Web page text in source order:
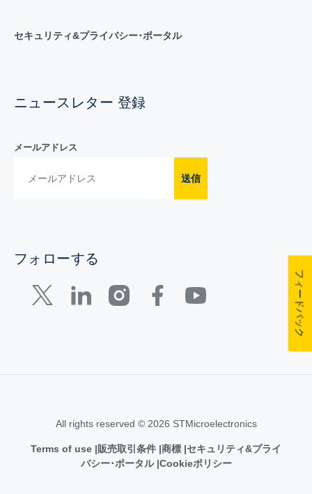
セキュリティ&プライバシー･ポータル
ニュースレター 登録
メールアドレス
送信
フォローする
All rights reserved © 2026 STMicroelectronics
Terms of use 販売取引条件 商標 セキュリティ&プライ
バシー･ポータル Cookieポリシー
フィードバック